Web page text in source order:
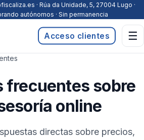
· Rúa da Unidade, 5, 27004 Lugo ·
autónomos · Sin permanencia
Acceso clientes ☰
frecuentes sobre
online
directas sobre precios,